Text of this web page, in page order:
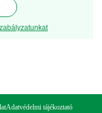
Adatvédelmi tájékoztató